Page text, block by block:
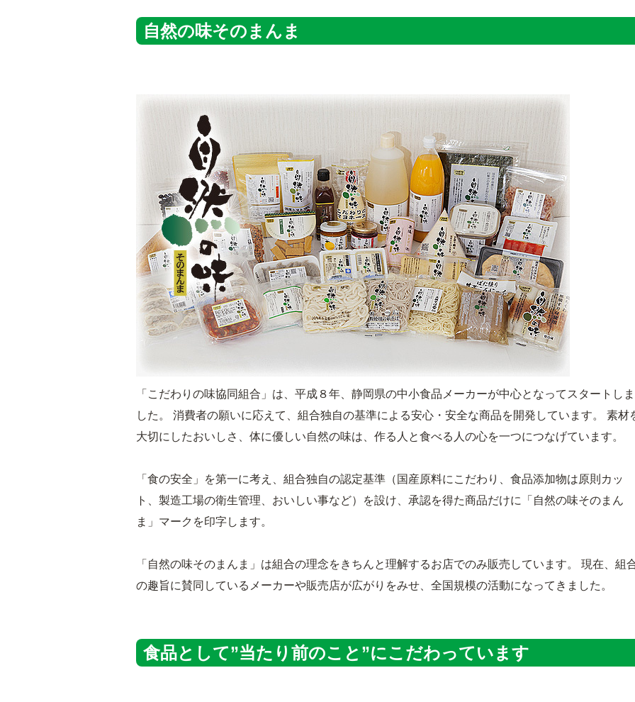
自然の味そのまんま
「こだわりの味協同組合」は、平成８年、静岡県の中小食品メーカーが中心となってスタートしま
した。 消費者の願いに応えて、組合独自の基準による安心・安全な商品を開発しています。 素材
大切にしたおいしさ、体に優しい自然の味は、作る人と食べる人の心を一つにつなげています。
「食の安全」を第一に考え、組合独自の認定基準（国産原料にこだわり、食品添加物は原則カッ
ト、製造工場の衛生管理、おいしい事など）を設け、承認を得た商品だけに「自然の味そのまん
ま」マークを印字します。
「自然の味そのまんま」は組合の理念をきちんと理解するお店でのみ販売しています。 現在、組
の趣旨に賛同しているメーカーや販売店が広がりをみせ、全国規模の活動になってきました。
食品として”当たり前のこと”にこだわっています